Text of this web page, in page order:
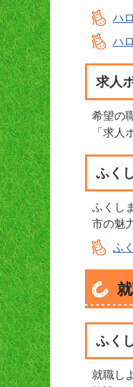
ハ
ハ
求人
希望の
「求人
ふく
ふくし
市の魅
ふ
ふく
就職し